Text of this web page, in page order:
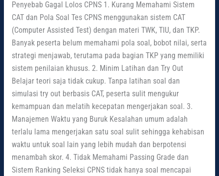
Penyebab Gagal Lolos CPNS 1. Kurang Memahami Sistem
CAT dan Pola Soal Tes CPNS menggunakan sistem CAT
(Computer Assisted Test) dengan materi TWK, TIU, dan TKP.
Banyak peserta belum memahami pola soal, bobot nilai, serta
strategi menjawab, terutama pada bagian TKP yang memiliki
sistem penilaian khusus. 2. Minim Latihan dan Try Out
Belajar teori saja tidak cukup. Tanpa latihan soal dan
simulasi try out berbasis CAT, peserta sulit mengukur
kemampuan dan melatih kecepatan mengerjakan soal. 3.
Manajemen Waktu yang Buruk Kesalahan umum adalah
terlalu lama mengerjakan satu soal sulit sehingga kehabisan
waktu untuk soal lain yang lebih mudah dan berpotensi
menambah skor. 4. Tidak Memahami Passing Grade dan
Sistem Ranking Seleksi CPNS tidak hanya soal mencapai